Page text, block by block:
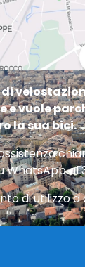
di
e vuole
la sua bici.
WhatsApp al
di utilizzo